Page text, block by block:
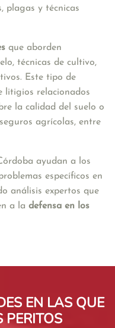
plagas y técnicas
que aborden
técnicas de cultivo,
Este tipo de
litigios relacionados
la calidad del suelo o
agrícolas, entre
ayudan a los
específicos en
análisis expertos que
a la defensa en los
EN LAS QUE
PERITOS